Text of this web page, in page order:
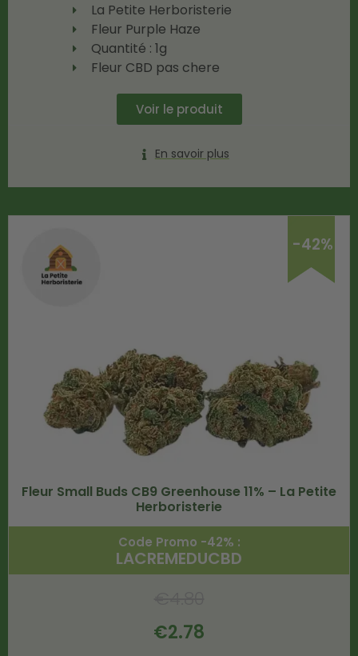
La Petite Herboristerie
Fleur Purple Haze
Quantité : 1g
Fleur CBD pas chere
Voir le produit
En savoir plus
-42%
Fleur Small Buds CB9 Greenhouse 11% – La Petite
Herboristerie
Code Promo -42% :
LACREMEDUCBD
€2.78